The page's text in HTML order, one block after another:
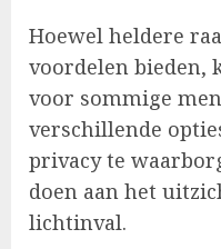
Hoewel heldere
voordelen bieden,
voor sommige
verschillende
privacy te
doen aan het
lichtinval.